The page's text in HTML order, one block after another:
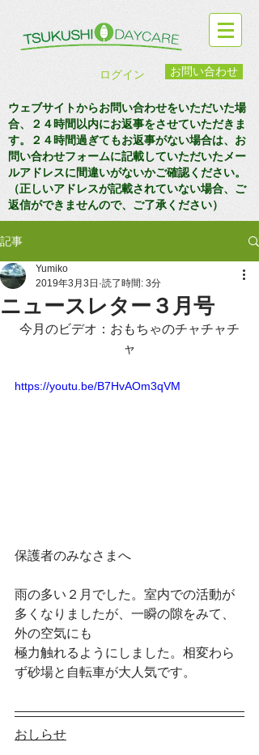
お問い合わせ
ログイン
ウェブサイトからお問い合わせをいただいた場
合、２４時間以内にお返事をさせていただきま
す。２４時間過ぎてもお返事がない場合は、お
問い合わせフォームに記載していただいたメー
ルアドレスに間違いがないかご確認ください。
（正しいアドレスが記載されていない場合、ご
返信ができませんので、ご了承ください）
記事
ニュースレター３月号
Yumiko
2019年3月3日 読了時間: 3分
今月のビデオ：おもちゃのチャチャチ
ャ
https://youtu.be/B7HvAOm3qVM
保護者のみなさまへ
雨の多い２月でした。室内での活動が
多くなりましたが、一瞬の隙をみて、
外の空気にも
極力触れるようにしました。相変わら
ず砂場と自転車が大人気です。
おしらせ